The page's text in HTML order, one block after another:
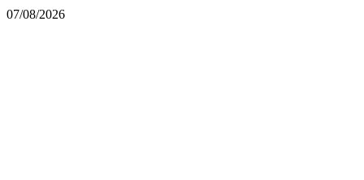
07/08/2026